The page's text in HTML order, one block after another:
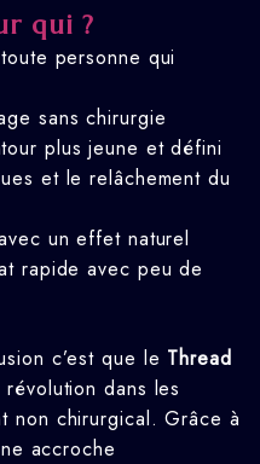
qui ?
personne qui
sans chirurgie
plus jeune et défini
et le relâchement du
un effet naturel
rapide avec peu de
c’est que le Thread
dans les
non chirurgical. Grâce à
accroche